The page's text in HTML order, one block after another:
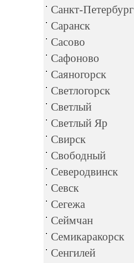
Санкт-Петербург
Саранск
Сасово
Сафоново
Саяногорск
Светлогорск
Светлый
Светлый Яр
Свирск
Свободный
Северодвинск
Севск
Сегежа
Сеймчан
Семикаракорск
Сенгилей